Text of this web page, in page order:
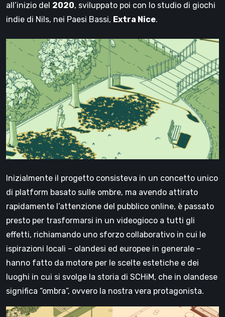
all’inizio del 2020, sviluppato poi con lo studio di giochi
indie di Nils, nei Paesi Bassi, Extra Nice.
Inizialmente il progetto consisteva in un concetto unico
di platform basato sulle ombre, ma avendo attirato
rapidamente l’attenzione del pubblico online, è passato
presto per trasformarsi in un videogioco a tutti gli
effetti, richiamando uno sforzo collaborativo in cui le
ispirazioni locali – olandesi ed europee in generale –
hanno fatto da motore per le scelte estetiche e dei
luoghi in cui si svolge la storia di SCHiM, che in olandese
significa “ombra”, ovvero la nostra vera protagonista.